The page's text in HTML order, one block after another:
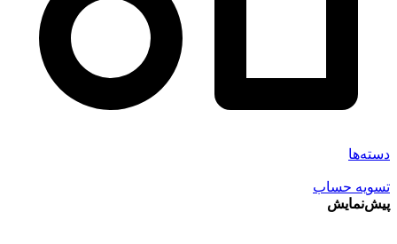
دسته‌ها
تسویه حساب
پیش‌نمایش